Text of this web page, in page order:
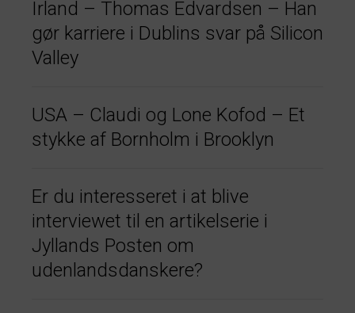
Irland – Thomas Edvardsen – Han
gør karriere i Dublins svar på Silicon
Valley
USA – Claudi og Lone Kofod – Et
stykke af Bornholm i Brooklyn
Er du interesseret i at blive
interviewet til en artikelserie i
Jyllands Posten om
udenlandsdanskere?